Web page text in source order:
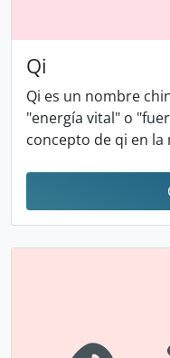
Qi
Qi es un nombre
"energía vital" o
concepto de qi en la